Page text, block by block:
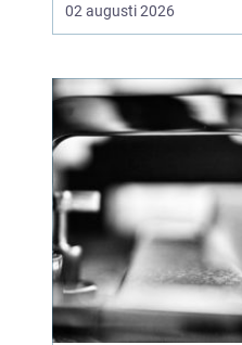
jaktmarker runt om i
kombinerar ege...
02 augusti 2026